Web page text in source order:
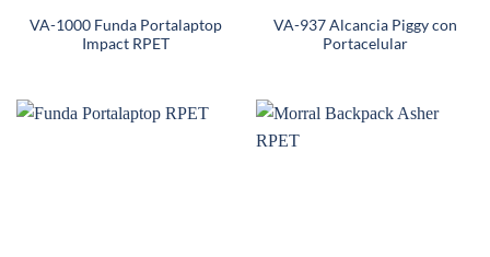
VA-1000 Funda Portalaptop
Impact RPET
VA-937 Alcancia Piggy con
Portacelular